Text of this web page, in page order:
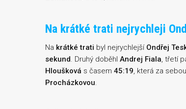
Na krátké trati nejrychleji
Na krátké trati byl nejrychlejší Ondřej
sekund. Druhý doběhl Andrej Fiala, třetí
Hloušková s časem 45:19, která za
Procházkovou.